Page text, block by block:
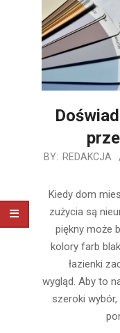
2020-
20
BY: REDAKCJA
Kiedy dom
zużycia są
piękny może
kolory farb
łazienki
wygląd. Aby to
szeroki